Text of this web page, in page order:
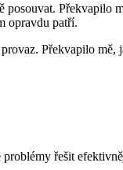
Překvapilo
opravdu patří.
Překvapilo
řešit